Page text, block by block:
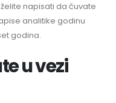
napisati da čuvate
analitike godinu
godina.
u vezi